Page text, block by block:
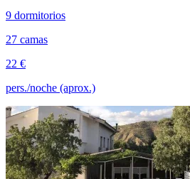
9 dormitorios
27 camas
22 €
pers./noche (aprox.)